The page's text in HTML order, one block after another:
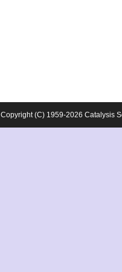
Copyright (C) 1959-2026 Catalysis